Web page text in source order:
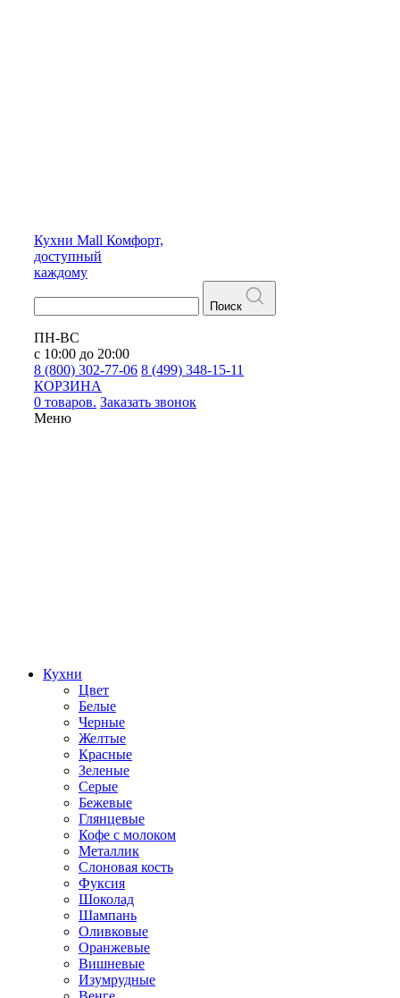
Кухни Mall Комфорт,
доступный
каждому
Поиск
ПН-ВС
с 10:00 до 20:00
8 (800) 302-77-06 8 (499) 348-15-11
КОРЗИНА
0 товаров. Заказать звонок
Меню
Кухни
Цвет
Белые
Черные
Желтые
Красные
Зеленые
Серые
Бежевые
Глянцевые
Кофе с молоком
Металлик
Слоновая кость
Фуксия
Шоколад
Шампань
Оливковые
Оранжевые
Вишневые
Изумрудные